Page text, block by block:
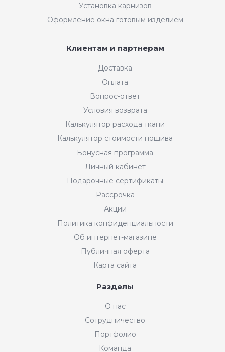
Установка карнизов
Оформление окна готовым изделием
Клиентам и партнерам
Доставка
Оплата
Вопрос-ответ
Условия возврата
Калькулятор расхода ткани
Калькулятор стоимости пошива
Бонусная программа
Личный кабинет
Подарочные сертификаты
Рассрочка
Акции
Политика конфиденциальности
Об интернет-магазине
Публичная оферта
Карта сайта
Разделы
О нас
Сотрудничество
Портфолио
Команда